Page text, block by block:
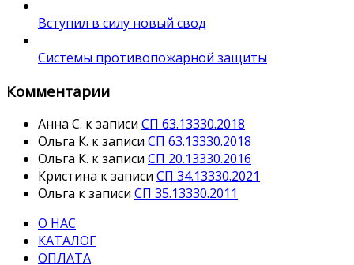
Вступил в силу новый свод
Системы противопожарной защиты
Комментарии
Анна С. к записи СП 63.13330.2018
Ольга К. к записи СП 63.13330.2018
Ольга К. к записи СП 20.13330.2016
Кристина к записи СП 34.13330.2021
Ольга к записи СП 35.13330.2011
О НАС
КАТАЛОГ
ОПЛАТА